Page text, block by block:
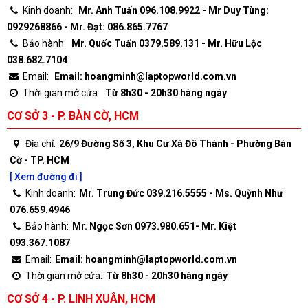
Kinh doanh:
Mr. Anh Tuấn 096.108.9922 - Mr Duy Tùng:
0929268866 - Mr. Đạt: 086.865.7767
Bảo hành:
Mr. Quốc Tuấn 0379.589.131 - Mr. Hữu Lộc
038.682.7104
Email:
Email: hoangminh@laptopworld.com.vn
Thời gian mở cửa:
Từ 8h30 - 20h30 hàng ngày
CƠ SỞ 3 - P. BÀN CỜ, HCM
Địa chỉ: 26/9 Đường Số 3, Khu Cư Xá Đô Thành - Phường Bàn
Cờ - TP. HCM
[ Xem đường đi ]
Kinh doanh: Mr. Trung Đức 039.216.5555 - Ms. Quỳnh Như
076.659.4946
Bảo hành: Mr. Ngọc Sơn 0973.980.651- Mr. Kiệt
093.367.1087
Email: Email: hoangminh@laptopworld.com.vn
Thời gian mở cửa: Từ 8h30 - 20h30 hàng ngày
CƠ SỞ 4 - P. LINH XUÂN, HCM